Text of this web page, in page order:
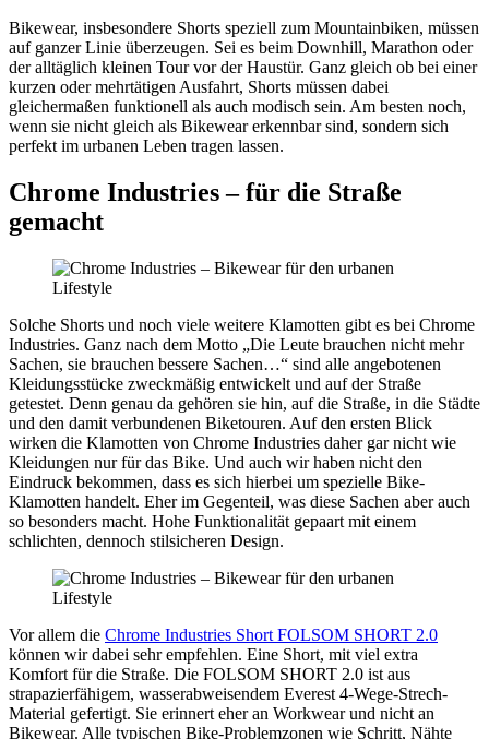
Bikewear, insbesondere Shorts speziell zum Mountainbiken, müssen
auf ganzer Linie überzeugen. Sei es beim Downhill, Marathon oder
der alltäglich kleinen Tour vor der Haustür. Ganz gleich ob bei einer
kurzen oder mehrtätigen Ausfahrt, Shorts müssen dabei
gleichermaßen funktionell als auch modisch sein. Am besten noch,
wenn sie nicht gleich als Bikewear erkennbar sind, sondern sich
perfekt im urbanen Leben tragen lassen.
Chrome Industries – für die Straße
gemacht
Solche Shorts und noch viele weitere Klamotten gibt es bei Chrome
Industries. Ganz nach dem Motto „Die Leute brauchen nicht mehr
Sachen, sie brauchen bessere Sachen…“ sind alle angebotenen
Kleidungsstücke zweckmäßig entwickelt und auf der Straße
getestet. Denn genau da gehören sie hin, auf die Straße, in die Städte
und den damit verbundenen Biketouren. Auf den ersten Blick
wirken die Klamotten von Chrome Industries daher gar nicht wie
Kleidungen nur für das Bike. Und auch wir haben nicht den
Eindruck bekommen, dass es sich hierbei um spezielle Bike-
Klamotten handelt. Eher im Gegenteil, was diese Sachen aber auch
so besonders macht. Hohe Funktionalität gepaart mit einem
schlichten, dennoch stilsicheren Design.
Vor allem die Chrome Industries Short FOLSOM SHORT 2.0
können wir dabei sehr empfehlen. Eine Short, mit viel extra
Komfort für die Straße. Die FOLSOM SHORT 2.0 ist aus
strapazierfähigem, wasserabweisendem Everest 4-Wege-Strech-
Material gefertigt. Sie erinnert eher an Workwear und nicht an
Bikewear. Alle typischen Bike-Problemzonen wie Schritt, Nähte